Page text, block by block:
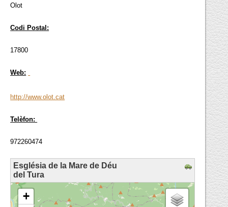
Olot
Codi Postal:
17800
Web:
http://www.olot.cat
Telèfon:
972260474
Església de la Mare de Déu
del Tura
loading map - please wait...
+